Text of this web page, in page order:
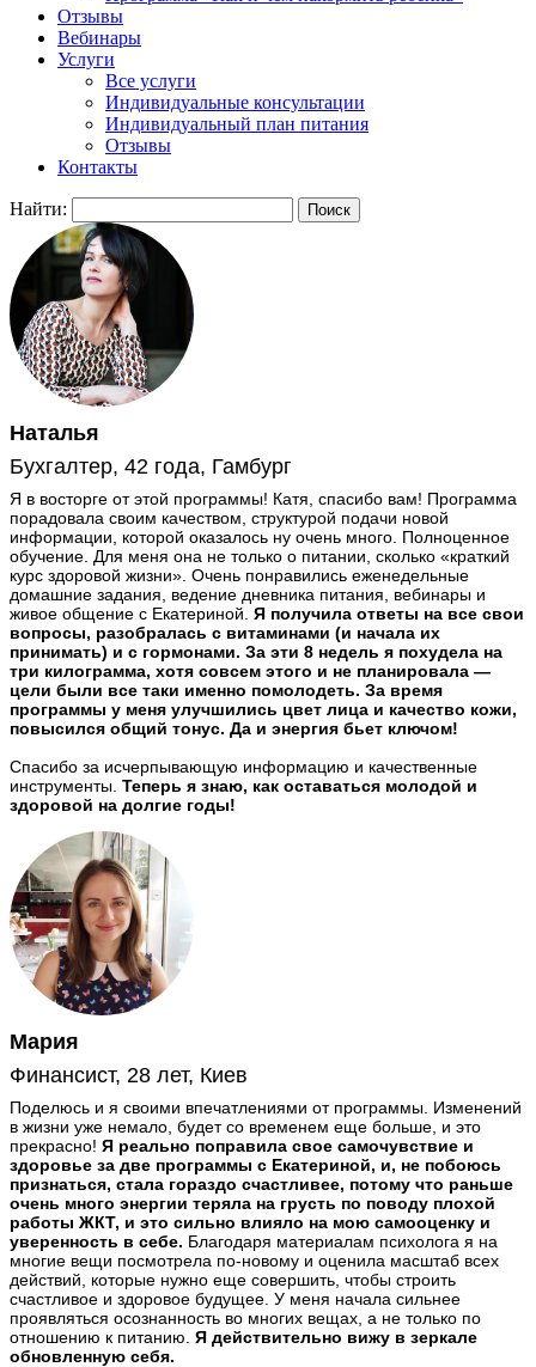
Отзывы
Вебинары
Услуги
Все услуги
Индивидуальные консультации
Индивидуальный план питания
Отзывы
Контакты
Найти:
Наталья
Бухгалтер, 42 года, Гамбург
Я в восторге от этой программы! Катя, спасибо вам! Программа
порадовала своим качеством, структурой подачи новой
информации, которой оказалось ну очень много. Полноценное
обучение. Для меня она не только о питании, сколько «краткий
курс здоровой жизни». Очень понравились еженедельные
домашние задания, ведение дневника питания, вебинары и
живое общение с Екатериной. Я получила ответы на все свои
вопросы, разобралась с витаминами (и начала их
принимать) и с гормонами. За эти 8 недель я похудела на
три килограмма, хотя совсем этого и не планировала —
цели были все таки именно помолодеть. За время
программы у меня улучшились цвет лица и качество кожи,
повысился общий тонус. Да и энергия бьет ключом!
Спасибо за исчерпывающую информацию и качественные
инструменты. Теперь я знаю, как оставаться молодой и
здоровой на долгие годы!
Мария
Финансист, 28 лет, Киев
Поделюсь и я своими впечатлениями от программы. Изменений
в жизни уже немало, будет со временем еще больше, и это
прекрасно! Я реально поправила свое самочувствие и
здоровье за две программы с Екатериной, и, не побоюсь
признаться, стала гораздо счастливее, потому что раньше
очень много энергии теряла на грусть по поводу плохой
работы ЖКТ, и это сильно влияло на мою самооценку и
уверенность в себе. Благодаря материалам психолога я на
многие вещи посмотрела по-новому и оценила масштаб всех
действий, которые нужно еще совершить, чтобы строить
счастливое и здоровое будущее. У меня начала сильнее
проявляться осознанность во многих вещах, а не только по
отношению к питанию. Я действительно вижу в зеркале
обновленную себя.